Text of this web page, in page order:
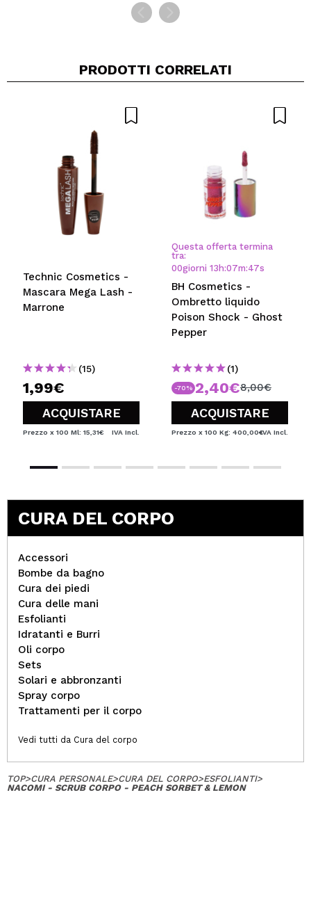
PRODOTTI CORRELATI
Technic Cosmetics -
Mascara Mega Lash -
Marrone
(15)
1,99€
ACQUISTARE
Prezzo x 100 Ml: 15,31€ IVA Incl.
Questa offerta termina
tra:
00giorni 13h:07m:46s
BH Cosmetics -
Ombretto liquido
Poison Shock - Ghost
Pepper
(1)
-70% 2,40€8,00€
ACQUISTARE
Prezzo x 100 Kg: 400,00€IVA Incl.
CURA DEL CORPO
Accessori
Bombe da bagno
Cura dei piedi
Cura delle mani
Esfolianti
Idratanti e Burri
Oli corpo
Sets
Solari e abbronzanti
Spray corpo
Trattamenti per il corpo
Vedi tutti da Cura del corpo
TOP>CURA PERSONALE>CURA DEL CORPO>ESFOLIANTI>
NACOMI - SCRUB CORPO - PEACH SORBET & LEMON